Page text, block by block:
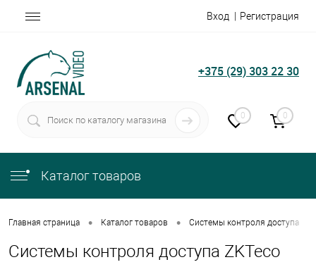
Вход Регистрация
+375 (29) 303 22 30
0 0
Каталог товаров
Главная страница • Каталог товаров • Системы контроля доступа
Системы контроля доступа ZKTeco